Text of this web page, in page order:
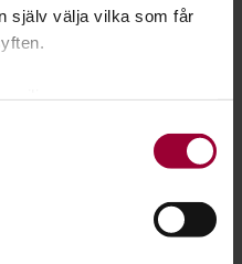
själv välja vilka som får
på upp till flera meter
barn i Enköping